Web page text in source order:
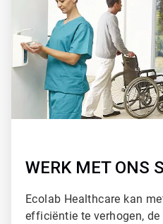
WERK MET ONS
Ecolab Healthcare kan
efficiëntie te verhogen,